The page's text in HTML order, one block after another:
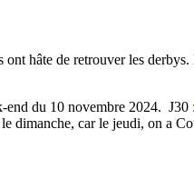
hâte de retrouver les
end du 10 novembre 2024. J30 :
dimanche, car le jeudi, on a